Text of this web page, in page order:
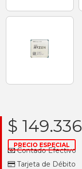
$ 149.336
PRECIO ESPECIAL
Contado Efectivo
Tarjeta de Débito